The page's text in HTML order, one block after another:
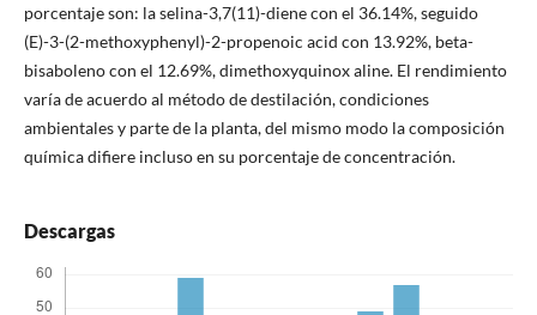
porcentaje son: la selina-3,7(11)-diene con el 36.14%, seguido
(E)-3-(2-methoxyphenyl)-2-propenoic acid con 13.92%, beta-
bisaboleno con el 12.69%, dimethoxyquinox aline. El rendimiento
varía de acuerdo al método de destilación, condiciones
ambientales y parte de la planta, del mismo modo la composición
química difiere incluso en su porcentaje de concentración.
Descargas